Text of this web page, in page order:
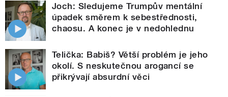
Joch: Sledujeme Trumpův mentální
úpadek směrem k sebestřednosti,
chaosu. A konec je v nedohlednu
Telička: Babiš? Větší problém je jeho
okolí. S neskutečnou arogancí se
přikrývají absurdní věci